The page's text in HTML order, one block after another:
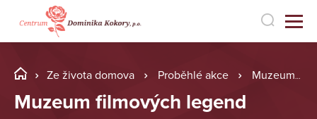
Ze života domova Proběhlé akce Muzeum filmových legend
Muzeum filmových legend